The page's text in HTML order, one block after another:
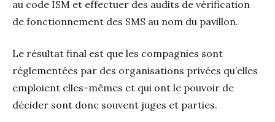
au code ISM et effectuer des audits de vérification
de fonctionnement des SMS au nom du pavillon.
Le résultat final est que les compagnies sont
réglementées par des organisations privées qu’elles
emploient elles-mêmes et qui ont le pouvoir de
décider sont donc souvent juges et parties.